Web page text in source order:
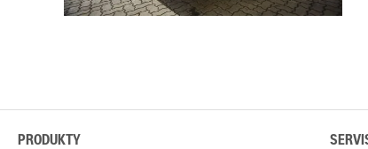
PRODUKTY